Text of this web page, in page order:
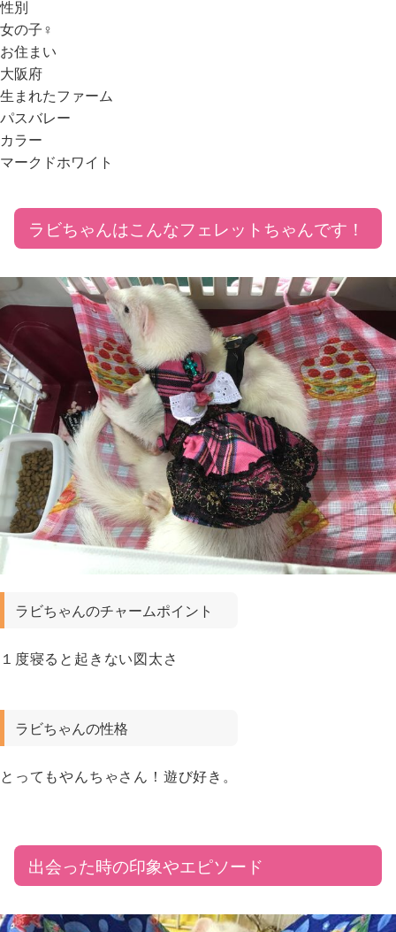
性別
女の子♀
お住まい
大阪府
生まれたファーム
パスバレー
カラー
マークドホワイト
ラビちゃんはこんなフェレットちゃんです！
ラビちゃんのチャームポイント
１度寝ると起きない図太さ
ラビちゃんの性格
とってもやんちゃさん！遊び好き。
出会った時の印象やエピソード